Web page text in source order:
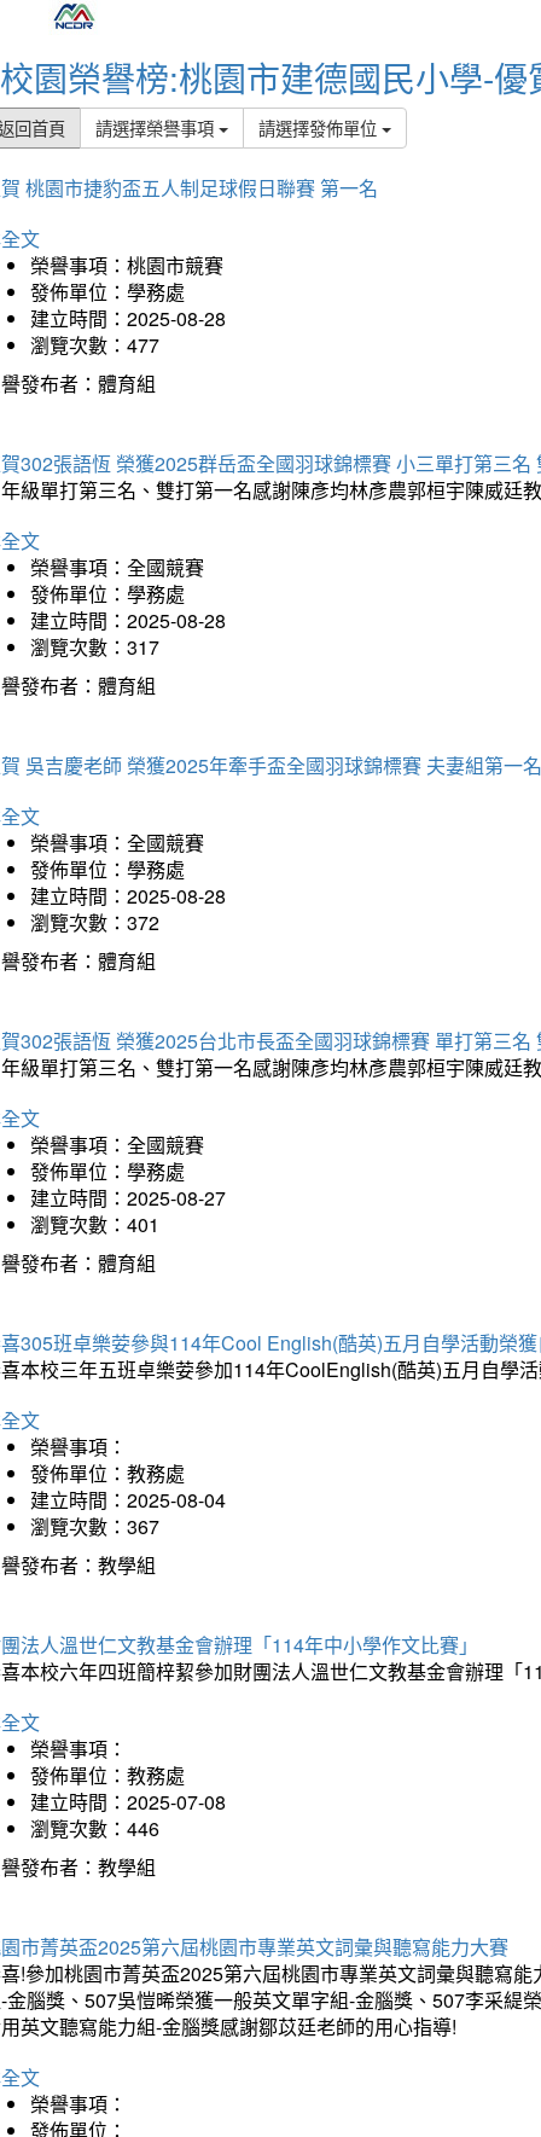
校園榮譽榜:桃園市建德國民小學-優
回首頁 請選擇榮譽事項 請選擇發佈單位
桃園市捷豹盃五人制足球假日聯賽 第一名
文
榮譽事項：桃園市競賽
發佈單位：學務處
建立時間：2025-08-28
瀏覽次數：477
發布者：體育組
302張語恆 榮獲2025群岳盃全國羽球錦標賽 小三單打第三名
級單打第三名、雙打第一名感謝陳彥均林彥農郭桓宇陳威廷
文
榮譽事項：全國競賽
發佈單位：學務處
建立時間：2025-08-28
瀏覽次數：317
發布者：體育組
吳吉慶老師 榮獲2025年牽手盃全國羽球錦標賽 夫妻組第一名
文
榮譽事項：全國競賽
發佈單位：學務處
建立時間：2025-08-28
瀏覽次數：372
發布者：體育組
302張語恆 榮獲2025台北市長盃全國羽球錦標賽 單打第三名
級單打第三名、雙打第一名感謝陳彥均林彥農郭桓宇陳威廷
文
榮譽事項：全國競賽
發佈單位：學務處
建立時間：2025-08-27
瀏覽次數：401
發布者：體育組
305班卓樂荌參與114年Cool English(酷英)五月自學活動榮
本校三年五班卓樂荌參加114年CoolEnglish(酷英)五月自學
文
榮譽事項：
發佈單位：教務處
建立時間：2025-08-04
瀏覽次數：367
發布者：教學組
法人溫世仁文教基金會辦理「114年中小學作文比賽」
本校六年四班簡梓絜參加財團法人溫世仁文教基金會辦理「
文
榮譽事項：
發佈單位：教務處
建立時間：2025-07-08
瀏覽次數：446
發布者：教學組
市菁英盃2025第六屆桃園市專業英文詞彙與聽寫能力大賽
!參加桃園市菁英盃2025第六屆桃園市專業英文詞彙與聽寫
金腦獎、507吳愷晞榮獲一般英文單字組-金腦獎、507李采緹
英文聽寫能力組-金腦獎感謝鄒苡廷老師的用心指導!
文
榮譽事項：
發佈單位：